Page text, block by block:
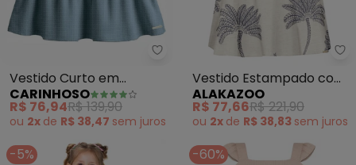
Carinhoso - Vestido Curto em
Vestido Curto em
Babados com Pérolas
(Azul Pastel)
CARINHOSO
R$ 76,94R$ 139,90
ou 2x de R$ 38,47 sem juros
Vestido Estampado com
Linho (Azul)
ALAKAZOO
R$ 77,66R$ 221,90
ou 2x de R$ 38,83 sem juros
-5% -60%